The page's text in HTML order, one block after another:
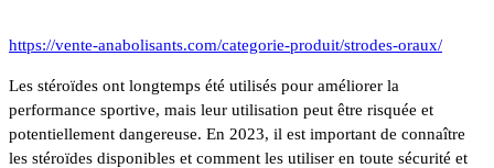
https://vente-anabolisants.com/categorie-produit/strodes-oraux/
Les stéroïdes ont longtemps été utilisés pour améliorer la
performance sportive, mais leur utilisation peut être risquée et
potentiellement dangereuse. En 2023, il est important de connaître
les stéroïdes disponibles et comment les utiliser en toute sécurité et